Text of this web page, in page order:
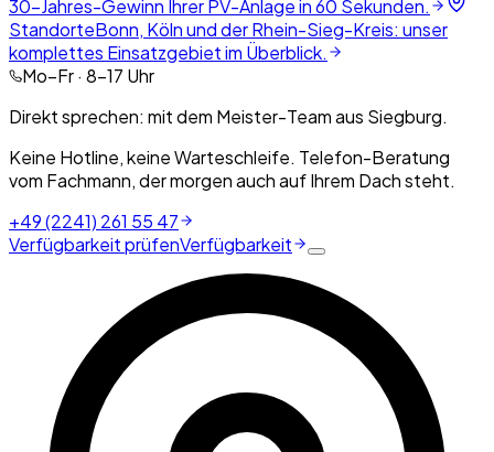
30-Jahres-Gewinn Ihrer PV-Anlage in 60 Sekunden.
StandorteBonn, Köln und der Rhein-Sieg-Kreis: unser
komplettes Einsatzgebiet im Überblick.
Mo–Fr · 8–17 Uhr
Direkt sprechen: mit dem Meister-Team aus Siegburg.
Keine Hotline, keine Warteschleife. Telefon-Beratung
vom Fachmann, der morgen auch auf Ihrem Dach steht.
+49 (2241) 261 55 47
Verfügbarkeit prüfenVerfügbarkeit